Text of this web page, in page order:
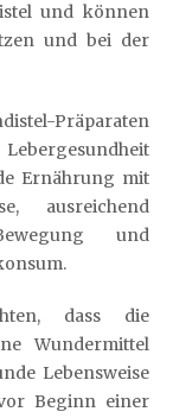
und können
und bei der
Präparaten
Ernährung mit
ausreichend
und
dass die
Wundermittel
Lebensweise
Beginn einer